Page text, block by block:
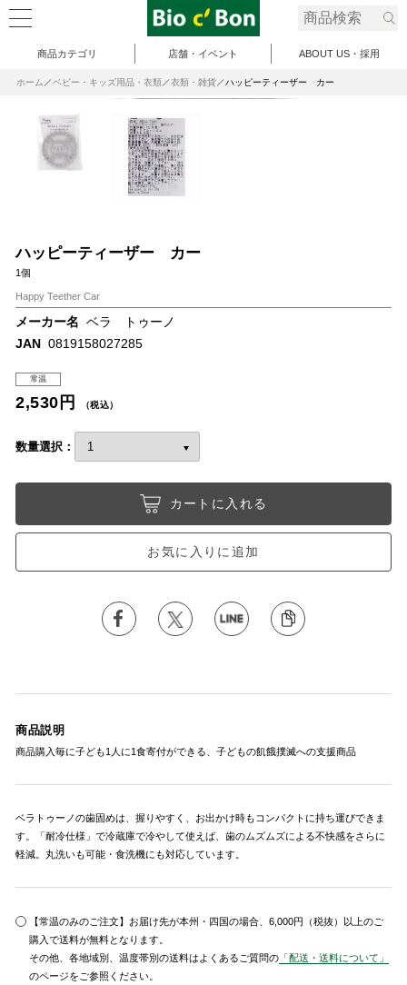
商品カテゴリ 店舗・イベント ABOUT US・採用
ホーム ベビー・キッズ用品・衣類 衣類・雑貨 ハッピーティーザー カー
ハッピーティーザー カー
1個
Happy Teether Car
メーカー名 ベラ トゥーノ
JAN 0819158027285
常温
2,530円 （税込）
数量選択：
カートに入れる
お気に入りに追加
商品説明
商品購入毎に子ども1人に1食寄付ができる、子どもの飢餓撲滅への支援商品
ベラトゥーノの歯固めは、握りやすく、お出かけ時もコンパクトに持ち運びできま
す。「耐冷仕様」で冷蔵庫で冷やして使えば、歯のムズムズによる不快感をさらに
軽減。丸洗いも可能・食洗機にも対応しています。
【常温のみのご注文】お届け先が本州・四国の場合、6,000円（税抜）以上のご
購入で送料が無料となります。
その他、各地域別、温度帯別の送料はよくあるご質問の 「配送・送料について」
のページをご参照ください。